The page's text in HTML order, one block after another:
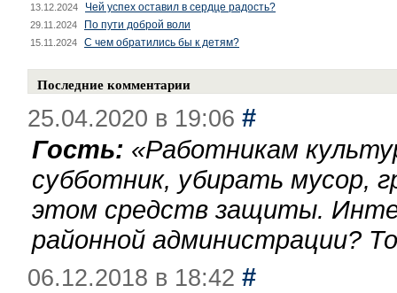
13.12.2024 Чей успех оставил в сердце радость?
29.11.2024 По пути доброй воли
15.11.2024 С чем обратились бы к детям?
Последние комментарии
25.04.2020 в 19:06 #
Гость: «Работникам
субботник, убирать мусор,
этом средств защиты.
районной администрации?
06.12.2018 в 18:42 #